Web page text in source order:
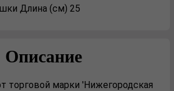
Длина (см) 25
Описание
торговой марки 'Нижегородская